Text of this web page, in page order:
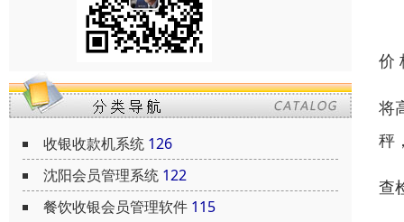
收银收款机系统 126
沈阳会员管理系统 122
餐饮收银会员管理软件 115
价
将
秤
查